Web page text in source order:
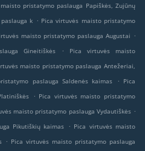
pristatymo paslauga Papiškės, Zujūnų
k . Pica virtuvės maisto pristatymo
maisto pristatymo paslauga Augustai .
Gineitiškės
.
Pica virtuvės maisto
maisto pristatymo paslauga Antežeriai,
paslauga Saldenės kaimas . Pica
. Pica virtuvės maisto pristatymo
maisto pristatymo paslauga Vydautiškės .
Pikutiškių kaimas
. Pica virtuvės maisto
. Pica virtuvės maisto pristatymo paslauga